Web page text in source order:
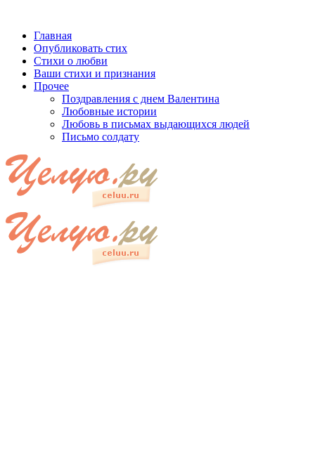
Главная
Опубликовать стих
Стихи о любви
Ваши стихи и признания
Прочее
Поздравления с днем Валентина
Любовные истории
Любовь в письмах выдающихся людей
Письмо солдату